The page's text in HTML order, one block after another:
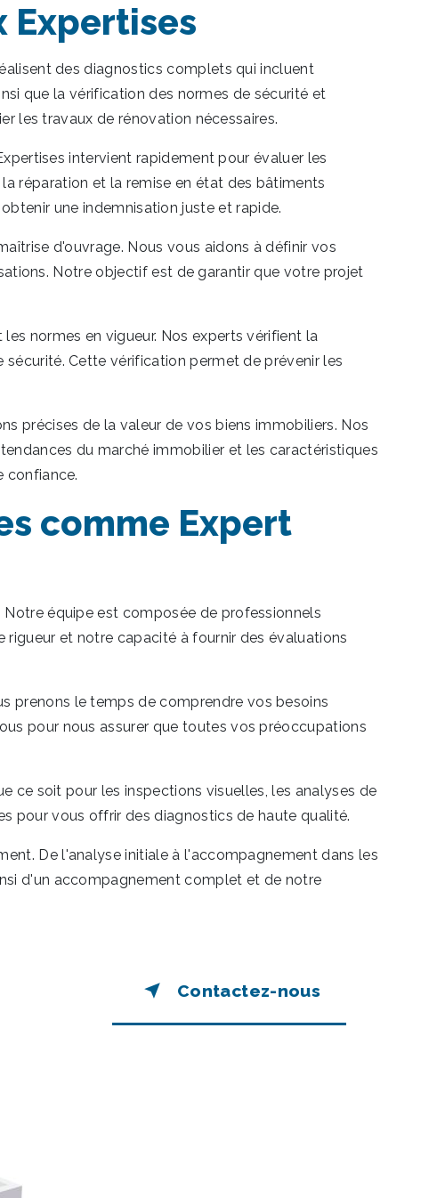
Expertises
des diagnostics complets qui incluent
que la vérification des normes de sécurité et
les travaux de rénovation nécessaires.
intervient rapidement pour évaluer les
réparation et la remise en état des bâtiments
une indemnisation juste et rapide.
d'ouvrage. Nous vous aidons à définir vos
Notre objectif est de garantir que votre projet
normes en vigueur. Nos experts vérifient la
Cette vérification permet de prévenir les
précises de la valeur de vos biens immobiliers. Nos
du marché immobilier et les caractéristiques
confiance.
comme Expert
équipe est composée de professionnels
rigueur et notre capacité à fournir des évaluations
prenons le temps de comprendre vos besoins
pour nous assurer que toutes vos préoccupations
ce soit pour les inspections visuelles, les analyses de
pour vous offrir des diagnostics de haute qualité.
De l'analyse initiale à l'accompagnement dans les
d'un accompagnement complet et de notre
Contactez-nous